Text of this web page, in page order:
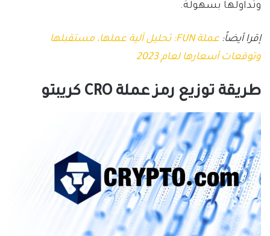
وتداولها بسهولة.
إقرا أيضاً:
عملة FUN: تحليل آلية عملها، مستقبلها
وتوقعات أسعارها لعام 2023
طريقة توزيع رمز عملة CRO كريبتو